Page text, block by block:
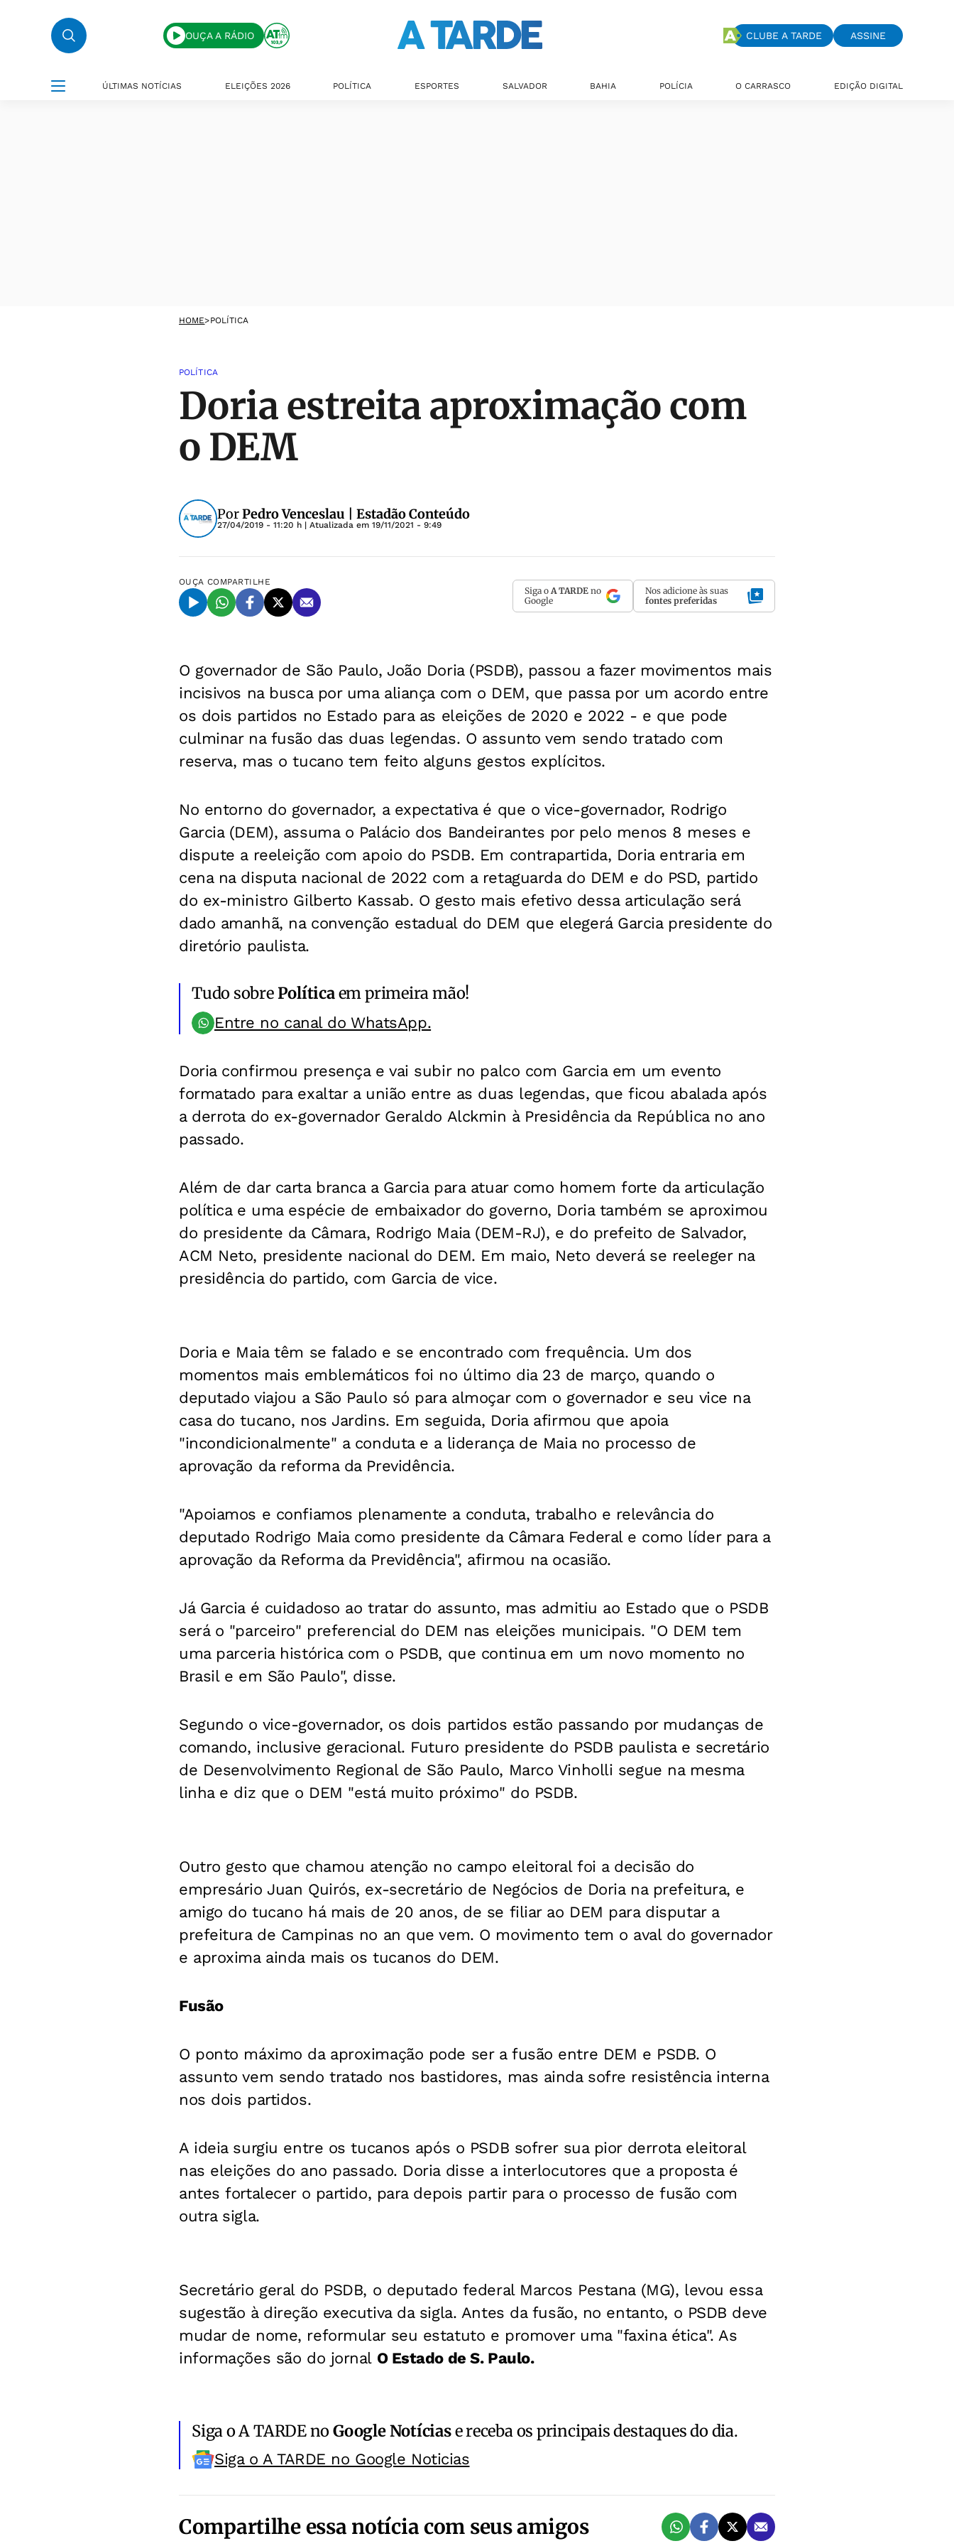
OUÇA A RÁDIO CLUBE A TARDE ASSINE
ÚLTIMAS NOTÍCIAS ELEIÇÕES 2026 POLÍTICA ESPORTES SALVADOR BAHIA POLÍCIA O CARRASCO EDIÇÃO DIGITAL
HOME>POLÍTICA
POLÍTICA
Doria estreita aproximação com
o DEM
PorPedro Venceslau | Estadão Conteúdo
27/04/2019 - 11:20 h | Atualizada em 19/11/2021 - 9:49
OUÇA COMPARTILHE
Siga o A TARDE no
Google
Nos adicione às suas
fontes preferidas
O governador de São Paulo, João Doria (PSDB), passou a fazer movimentos mais
incisivos na busca por uma aliança com o DEM, que passa por um acordo entre
os dois partidos no Estado para as eleições de 2020 e 2022 - e que pode
culminar na fusão das duas legendas. O assunto vem sendo tratado com
reserva, mas o tucano tem feito alguns gestos explícitos.
No entorno do governador, a expectativa é que o vice-governador, Rodrigo
Garcia (DEM), assuma o Palácio dos Bandeirantes por pelo menos 8 meses e
dispute a reeleição com apoio do PSDB. Em contrapartida, Doria entraria em
cena na disputa nacional de 2022 com a retaguarda do DEM e do PSD, partido
do ex-ministro Gilberto Kassab. O gesto mais efetivo dessa articulação será
dado amanhã, na convenção estadual do DEM que elegerá Garcia presidente do
diretório paulista.
Tudo sobrePolíticaem primeira mão!
Entre no canal do WhatsApp.
Doria confirmou presença e vai subir no palco com Garcia em um evento
formatado para exaltar a união entre as duas legendas, que ficou abalada após
a derrota do ex-governador Geraldo Alckmin à Presidência da República no ano
passado.
Além de dar carta branca a Garcia para atuar como homem forte da articulação
política e uma espécie de embaixador do governo, Doria também se aproximou
do presidente da Câmara, Rodrigo Maia (DEM-RJ), e do prefeito de Salvador,
ACM Neto, presidente nacional do DEM. Em maio, Neto deverá se reeleger na
presidência do partido, com Garcia de vice.
Doria e Maia têm se falado e se encontrado com frequência. Um dos
momentos mais emblemáticos foi no último dia 23 de março, quando o
deputado viajou a São Paulo só para almoçar com o governador e seu vice na
casa do tucano, nos Jardins. Em seguida, Doria afirmou que apoia
"incondicionalmente" a conduta e a liderança de Maia no processo de
aprovação da reforma da Previdência.
"Apoiamos e confiamos plenamente a conduta, trabalho e relevância do
deputado Rodrigo Maia como presidente da Câmara Federal e como líder para a
aprovação da Reforma da Previdência", afirmou na ocasião.
Já Garcia é cuidadoso ao tratar do assunto, mas admitiu ao Estado que o PSDB
será o "parceiro" preferencial do DEM nas eleições municipais. "O DEM tem
uma parceria histórica com o PSDB, que continua em um novo momento no
Brasil e em São Paulo", disse.
Segundo o vice-governador, os dois partidos estão passando por mudanças de
comando, inclusive geracional. Futuro presidente do PSDB paulista e secretário
de Desenvolvimento Regional de São Paulo, Marco Vinholli segue na mesma
linha e diz que o DEM "está muito próximo" do PSDB.
Outro gesto que chamou atenção no campo eleitoral foi a decisão do
empresário Juan Quirós, ex-secretário de Negócios de Doria na prefeitura, e
amigo do tucano há mais de 20 anos, de se filiar ao DEM para disputar a
prefeitura de Campinas no an que vem. O movimento tem o aval do governador
e aproxima ainda mais os tucanos do DEM.
Fusão
O ponto máximo da aproximação pode ser a fusão entre DEM e PSDB. O
assunto vem sendo tratado nos bastidores, mas ainda sofre resistência interna
nos dois partidos.
A ideia surgiu entre os tucanos após o PSDB sofrer sua pior derrota eleitoral
nas eleições do ano passado. Doria disse a interlocutores que a proposta é
antes fortalecer o partido, para depois partir para o processo de fusão com
outra sigla.
Secretário geral do PSDB, o deputado federal Marcos Pestana (MG), levou essa
sugestão à direção executiva da sigla. Antes da fusão, no entanto, o PSDB deve
mudar de nome, reformular seu estatuto e promover uma "faxina ética". As
informações são do jornal O Estado de S. Paulo.
Siga o A TARDE noGoogle Notíciase receba os principais destaques do dia.
Siga o A TARDE no Google Noticias
Compartilhe essa notícia com seus amigos